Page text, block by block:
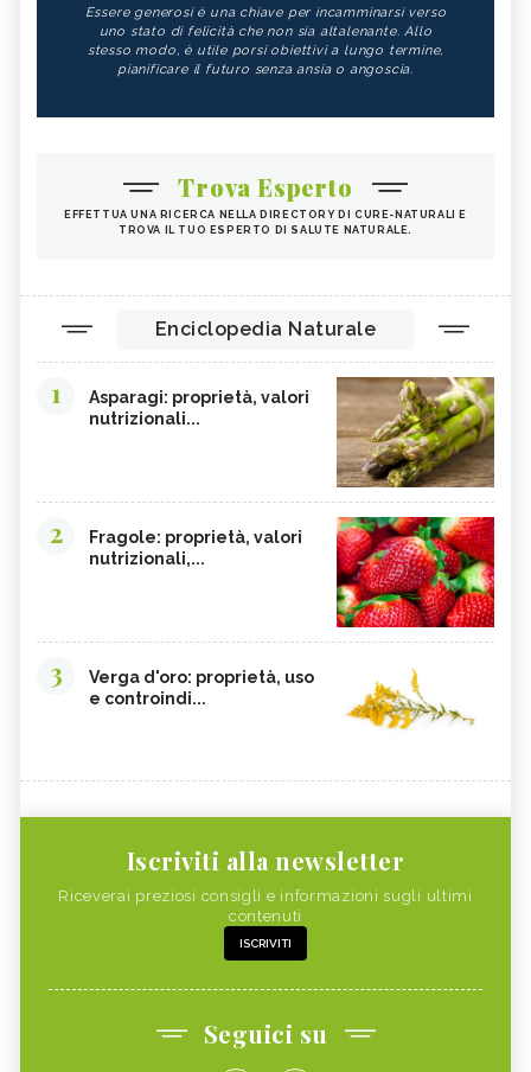
Essere generosi è una chiave per incamminarsi verso
uno stato di felicità che non sia altalenante. Allo
stesso modo, è utile porsi obiettivi a lungo termine,
pianificare il futuro senza ansia o angoscia.
Trova Esperto
EFFETTUA UNA RICERCA NELLA DIRECTORY DI CURE-NATURALI E
TROVA IL TUO ESPERTO DI SALUTE NATURALE.
Enciclopedia Naturale
1
Asparagi: proprietà, valori
nutrizionali...
2
Fragole: proprietà, valori
nutrizionali,...
3
Verga d'oro: proprietà, uso
e controindi...
Iscriviti alla newsletter
Riceverai preziosi consigli e informazioni sugli ultimi
contenuti
ISCRIVITI
Seguici su